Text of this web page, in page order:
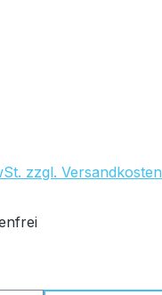
zzgl. Versandkosten